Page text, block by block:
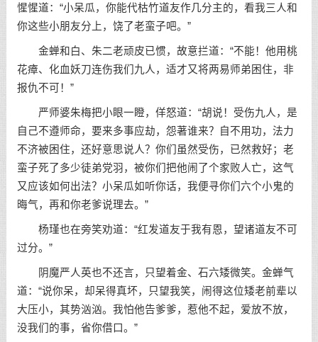
惺惺道：“小呆瓜，你能代枯竹道友作几分主的，看我三人和
你这些小朋友分上，饶了老蛮子吧。”
金蝉和白、朱二老顽皮已惯，故意拦道：“不能！他用桃
花瘴、化血妖刀连伤我们九人，适才又将两易师弟困住，非
报仇不可！”
严师婆朱梅把小眼一瞪，佯怒道：“胡说！受伤九人，是
自己不遵师命，要来多事应劫，怨著谁来？自不用功，法力
不济被困住，还好意思说人？你们虽然受伤，已然救好；老
蛮子死了多少徒弟党羽，被你们把他闹了个家败人亡，这气
又应该如何出法？小呆瓜如听你话，我便寻你们六个小鬼的
晦气，再和你老爹说理去。”
杨瑾也在旁笑劝道：“红发道友于我有恩，望诸道友不可
过分。”
阴魔严人英也不还言，只望着金、石六矮微笑。金蝉气
道：“说你呆，却呆得真坏，只望我笑，闹得这位矮老前辈以
大压小，其势汹汹。我怕他告爹爹，惹他不起，爱放不放，
没我们的事，省你借口。”